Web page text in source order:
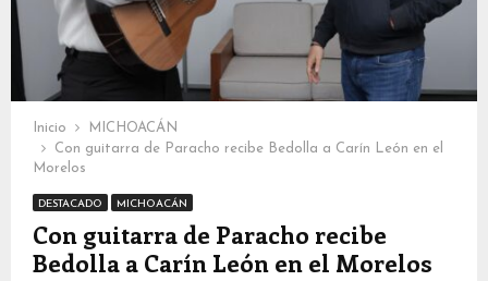
Inicio
MICHOACÁN
Con guitarra de Paracho recibe Bedolla a Carín León en el
Morelos
DESTACADO MICHOACÁN
Con guitarra de Paracho recibe
Bedolla a Carín León en el Morelos